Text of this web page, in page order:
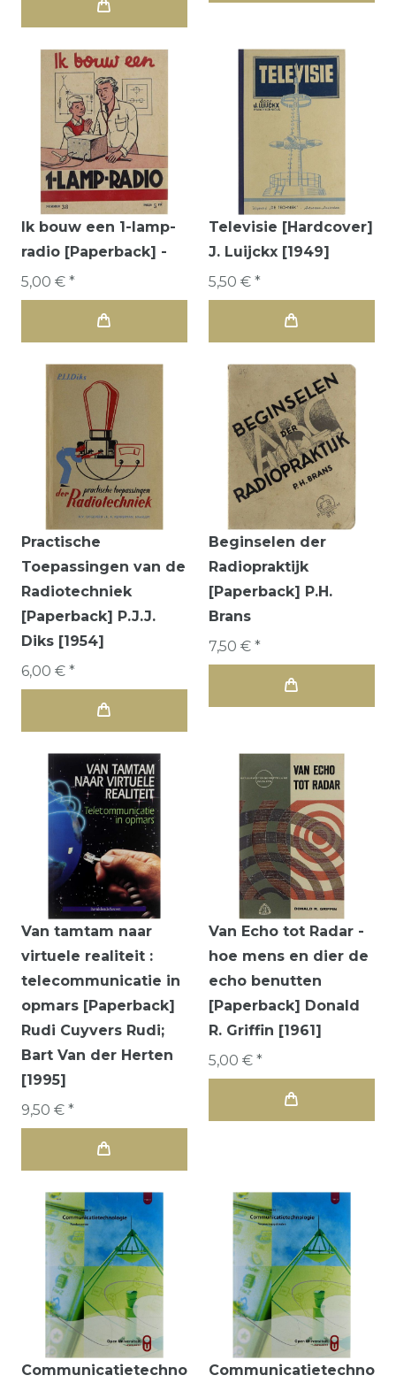
Ik bouw een 1-lamp-
radio [Paperback] -
5,00 € *
Televisie [Hardcover]
J. Luijckx [1949]
5,50 € *
Practische
Toepassingen van de
Radiotechniek
[Paperback] P.J.J.
Diks [1954]
6,00 € *
Beginselen der
Radiopraktijk
[Paperback] P.H.
Brans
7,50 € *
Van tamtam naar
virtuele realiteit :
telecommunicatie in
opmars [Paperback]
Rudi Cuyvers Rudi;
Bart Van der Herten
[1995]
9,50 € *
Van Echo tot Radar -
hoe mens en dier de
echo benutten
[Paperback] Donald
R. Griffin [1961]
5,00 € *
Communicatietechno Communicatietechno